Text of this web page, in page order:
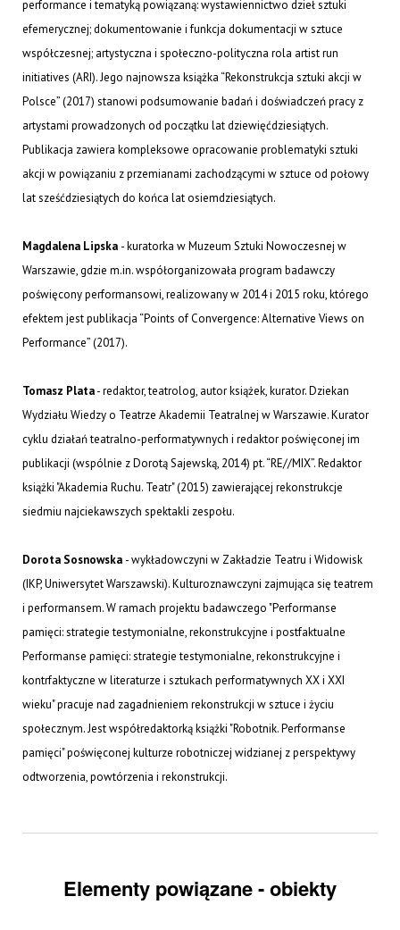
performance i tematyką powiązaną: wystawiennictwo dzieł sztuki
efemerycznej; dokumentowanie i funkcja dokumentacji w sztuce
współczesnej; artystyczna i społeczno-polityczna rola artist run
initiatives (ARI). Jego najnowsza książka “Rekonstrukcja sztuki akcji w
Polsce” (2017) stanowi podsumowanie badań i doświadczeń pracy z
artystami prowadzonych od początku lat dziewięćdziesiątych.
Publikacja zawiera kompleksowe opracowanie problematyki sztuki
akcji w powiązaniu z przemianami zachodzącymi w sztuce od połowy
lat sześćdziesiątych do końca lat osiemdziesiątych.
Magdalena Lipska - kuratorka w Muzeum Sztuki Nowoczesnej w
Warszawie, gdzie m.in. współorganizowała program badawczy
poświęcony performansowi, realizowany w 2014 i 2015 roku, którego
efektem jest publikacja “Points of Convergence: Alternative Views on
Performance” (2017).
Tomasz Plata- redaktor, teatrolog, autor książek, kurator. Dziekan
Wydziału Wiedzy o Teatrze Akademii Teatralnej w Warszawie. Kurator
cyklu działań teatralno-performatywnych i redaktor poświęconej im
publikacji (wspólnie z Dorotą Sajewską, 2014) pt. “RE//MIX”. Redaktor
książki "Akademia Ruchu. Teatr" (2015) zawierającej rekonstrukcje
siedmiu najciekawszych spektakli zespołu.
Dorota Sosnowska - wykładowczyni w Zakładzie Teatru i Widowisk
(IKP, Uniwersytet Warszawski). Kulturoznawczyni zajmująca się teatrem
i performansem. W ramach projektu badawczego "Performanse
pamięci: strategie testymonialne, rekonstrukcyjne i postfaktualne
Performanse pamięci: strategie testymonialne, rekonstrukcyjne i
kontrfaktyczne w literaturze i sztukach performatywnych XX i XXI
wieku" pracuje nad zagadnieniem rekonstrukcji w sztuce i życiu
społecznym. Jest współredaktorką książki "Robotnik. Performanse
pamięci" poświęconej kulturze robotniczej widzianej z perspektywy
odtworzenia, powtórzenia i rekonstrukcji.
Elementy powiązane - obiekty